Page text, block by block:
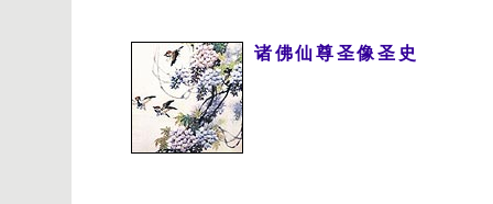
诸佛仙尊圣像圣史